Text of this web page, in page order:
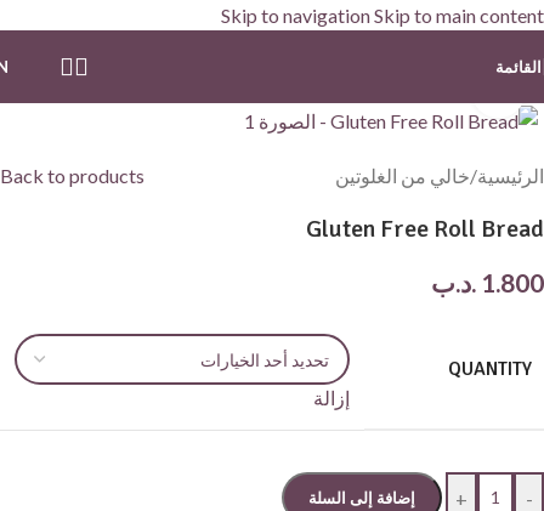
Skip to navigationSkip to main content
القائمة
الرئيسية/خالي من الغلوتين Back to products
Gluten Free Roll Bread
1.800 .د.ب
QUANTITY
إزالة
-
+ إضافة إلى السلة